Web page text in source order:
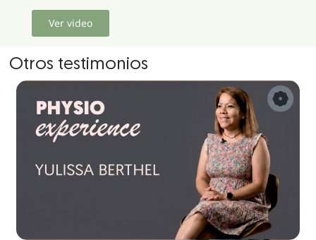
Ver video
Otros testimonios